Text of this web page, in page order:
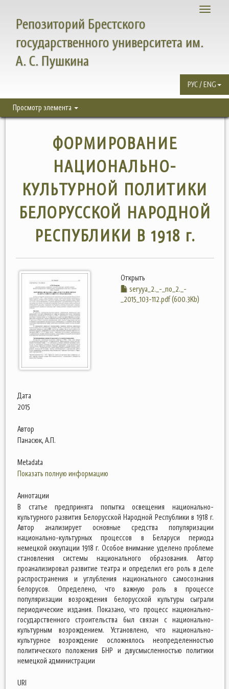
Toggle
Репозиторий Брестского
государственного университета им.
А. С. Пушкина
РУС / ENG
Просмотр элемента
ФОРМИРОВАНИЕ
НАЦИОНАЛЬНО-
КУЛЬТУРНОЙ ПОЛИТИКИ
БЕЛОРУССКОЙ НАРОДНОЙ
РЕСПУБЛИКИ В 1918 г.
Открыть
seryya_2._-_no_2._-
_2015_103-112.pdf (600.3Kb)
Дата
2015
Автор
Панасюк, А.П.
Metadata
Показать полную информацию
Аннотации
В статье предпринята попытка освещения национально-
культурного развития Белорусской Народной Республики в 1918 г.
Автор анализирует основные средства популяризации
национально-культурных процессов в Беларуси периода
немецкой оккупации 1918 г. Особое внимание уделено проблеме
становления системы национального образования. Автор
проанализировал развитие театра и определил его роль в деле
распространения и углубления национального самосознания
белорусов. Определено, что важную роль в процессе
популяризации возрождения белорусской культуры сыграли
периодические издания. Показано, что процесс национально-
государственного строительства был связан с национально-
культурным возрождением. Установлено, что национально-
культурное возрождение осложнялось неопределенностью
политического положения БНР и двусмысленностью политики
немецкой администрации
URI